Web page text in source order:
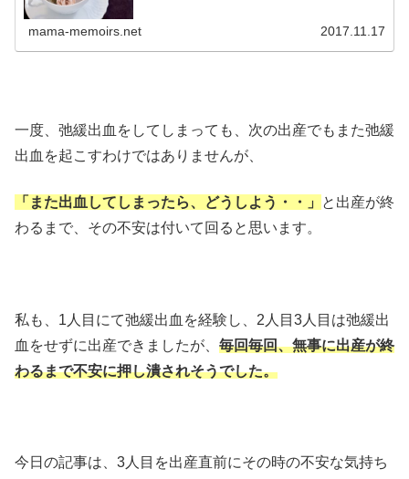
mama-memoirs.net 2017.11.17
一度、弛緩出血をしてしまっても、次の出産でもまた弛緩
出血を起こすわけではありませんが、
「また出血してしまったら、どうしよう・・」
と出産が終
わるまで、その不安は付いて回ると思います。
私も、1人目にて弛緩出血を経験し、2人目3人目は弛緩出
血をせずに出産できましたが、 毎回毎回、無事に出産が終
わるまで不安に押し潰されそうでした。
今日の記事は、3人目を出産直前にその時の不安な気持ち